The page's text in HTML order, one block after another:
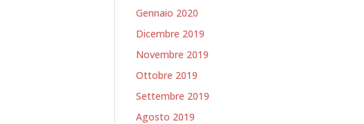
Gennaio 2020
Dicembre 2019
Novembre 2019
Ottobre 2019
Settembre 2019
Agosto 2019